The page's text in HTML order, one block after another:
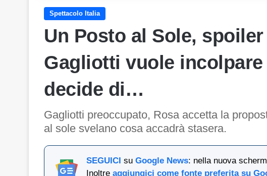
Spettacolo Italia
Un Posto al Sole,
Gagliotti vuole incolpare
decide di…
Gagliotti preoccupato, Rosa accetta la
al sole svelano cosa accadrà stasera.
SEGUICI su Google News: nella nuova
Inoltre aggiungici come fonte preferita su